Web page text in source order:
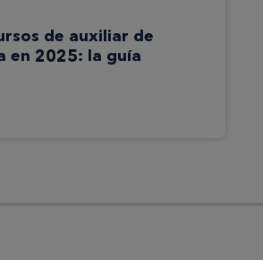
de auxiliar de
en 2025: la guía